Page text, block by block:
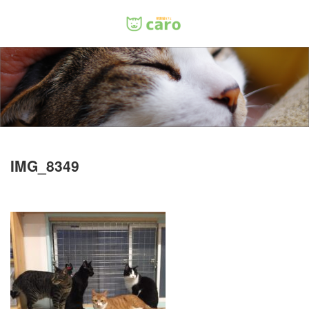
IMG_8349
Menu
ホーム
料金
里親について
お問い合わせ